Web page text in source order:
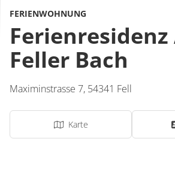
FERIENWOHNUNG
Ferienresidenz
Feller Bach
Maximinstrasse 7, 54341 Fell
Karte